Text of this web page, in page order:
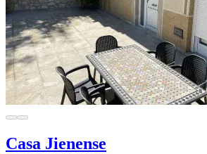
Casa Jienense